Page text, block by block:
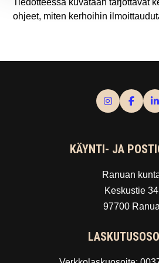
Tiedotteessa kuvataan tarjottavat
ohjeet, miten kerhoihin
KÄYNTI- JA
Ranuan
Keskustie 34
97700 Ranua